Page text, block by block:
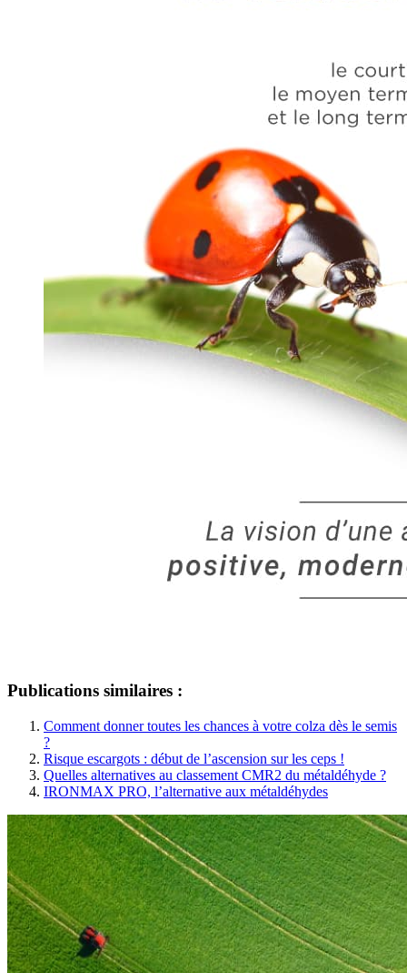
Publications similaires :
Comment donner toutes les chances à votre colza dès le semis
?
Risque escargots : début de l’ascension sur les ceps !
Quelles alternatives au classement CMR2 du métaldéhyde ?
IRONMAX PRO, l’alternative aux métaldéhydes